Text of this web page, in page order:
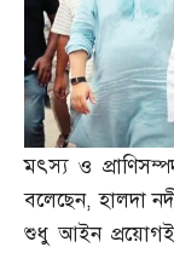
মৎস্য ও
বলেছেন,হালদা
শুধু আইন প্রয়োগই